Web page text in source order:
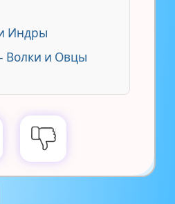
Индры
Волки и Овцы